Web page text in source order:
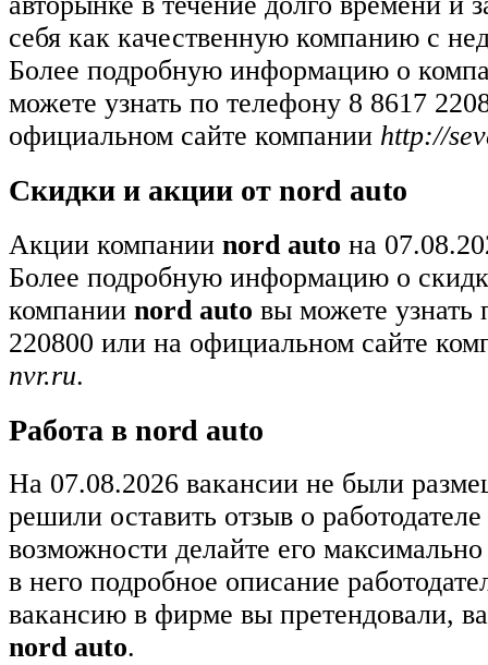
себя как качественную компанию с
Более подробную информацию о
можете узнать по телефону 8 8617
официальном сайте компании http://
Скидки и акции от nord auto
Акции компании nord auto на
Более подробную информацию о
компании nord auto вы можете узнать
220800 или на официальном сайте
nvr.ru.
Работа в nord auto
На 07.08.2026 вакансии не были
решили оставить отзыв о работодателе
возможности делайте его
в него подробное описание
вакансию в фирме вы претендовали,
nord auto.